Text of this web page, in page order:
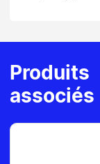
Produits
associés